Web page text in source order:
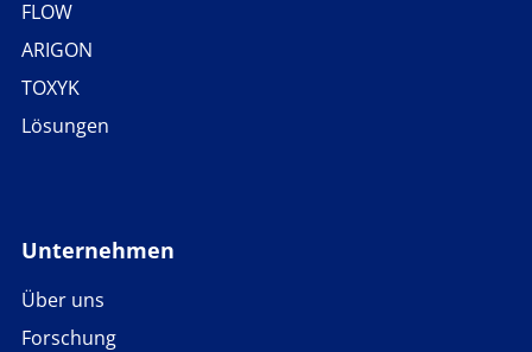
FLOW
ARIGON
TOXYK
Lösungen
Unternehmen
Über uns
Forschung